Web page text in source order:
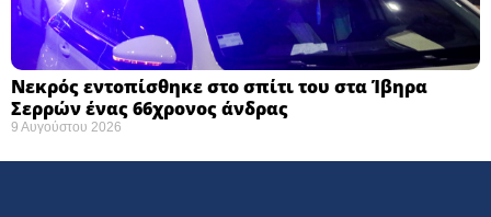
Νεκρός εντοπίσθηκε στο σπίτι του στα Ίβηρα
Σερρών ένας 66χρονος άνδρας
9 Αυγούστου 2026